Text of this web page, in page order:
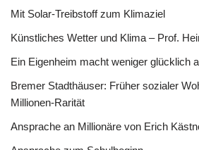
Mit Solar-Treibstoff zum Klimaziel
Künstliches Wetter und Klima – Prof.
Ein Eigenheim macht weniger glücklich
Bremer Stadthäuser: Früher sozialer
Millionen-Rarität
Ansprache an Millionäre von Erich